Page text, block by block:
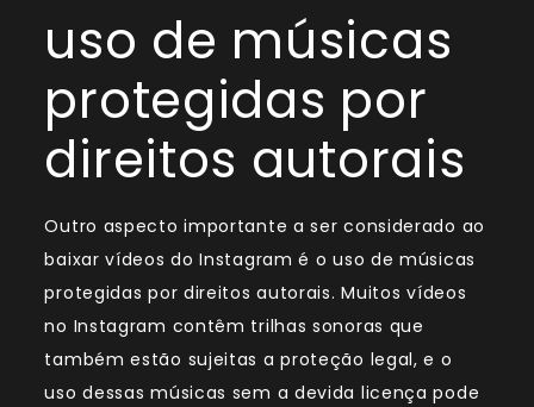
uso de músicas
protegidas por
direitos autorais
Outro aspecto importante a ser considerado ao
baixar vídeos do Instagram é o uso de músicas
protegidas por direitos autorais. Muitos vídeos
no Instagram contêm trilhas sonoras que
também estão sujeitas a proteção legal, e o
uso dessas músicas sem a devida licença pode